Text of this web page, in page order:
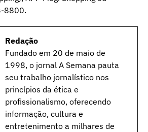
8800.
Redação
Fundado em 20 de maio de
1998, o jornal A Semana pauta
seu trabalho jornalístico nos
princípios da ética e
profissionalismo, oferecendo
informação, cultura e
entretenimento a milhares de